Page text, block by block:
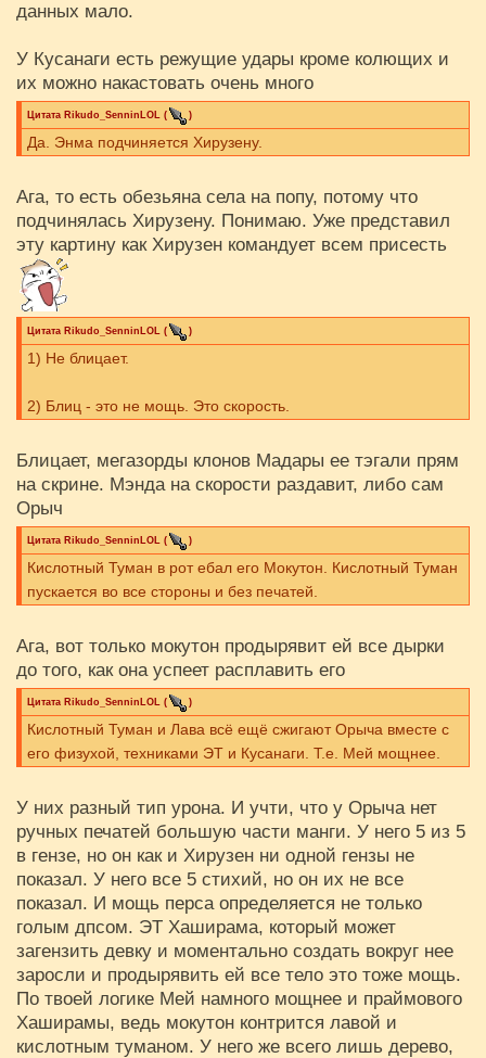
данных мало.
У Кусанаги есть режущие удары кроме колющих и
их можно накастовать очень много
Цитата Rikudo_SenninLOL ( )
Да. Энма подчиняется Хирузену.
Ага, то есть обезьяна села на попу, потому что
подчинялась Хирузену. Понимаю. Уже представил
эту картину как Хирузен командует всем присесть
Цитата Rikudo_SenninLOL ( )
1) Не блицает.
2) Блиц - это не мощь. Это скорость.
Блицает, мегазорды клонов Мадары ее тэгали прям
на скрине. Мэнда на скорости раздавит, либо сам
Орыч
Цитата Rikudo_SenninLOL ( )
Кислотный Туман в рот ебал его Мокутон. Кислотный Туман
пускается во все стороны и без печатей.
Ага, вот только мокутон продырявит ей все дырки
до того, как она успеет расплавить его
Цитата Rikudo_SenninLOL ( )
Кислотный Туман и Лава всё ещё сжигают Орыча вместе с
его физухой, техниками ЭТ и Кусанаги. Т.е. Мей мощнее.
У них разный тип урона. И учти, что у Орыча нет
ручных печатей большую части манги. У него 5 из 5
в гензе, но он как и Хирузен ни одной гензы не
показал. У него все 5 стихий, но он их не все
показал. И мощь перса определяется не только
голым дпсом. ЭТ Хаширама, который может
загензить девку и моментально создать вокруг нее
заросли и продырявить ей все тело это тоже мощь.
По твоей логике Мей намного мощнее и праймового
Хаширамы, ведь мокутон контрится лавой и
кислотным туманом. У него же всего лишь дерево,